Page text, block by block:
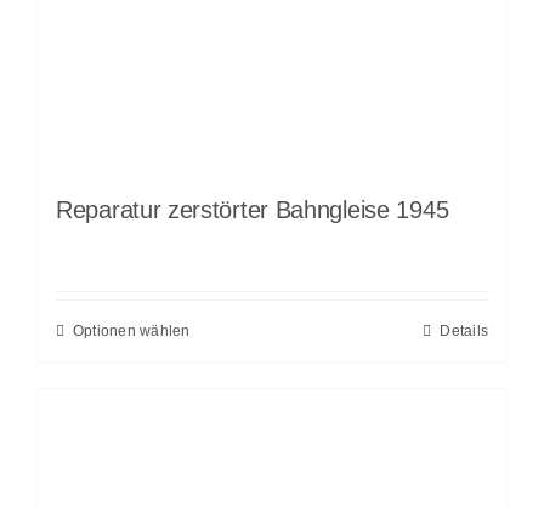
Reparatur zerstörter Bahngleise 1945
Optionen wählen Details